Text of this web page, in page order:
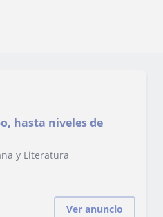
hasta niveles de
y Literatura
Ver anuncio